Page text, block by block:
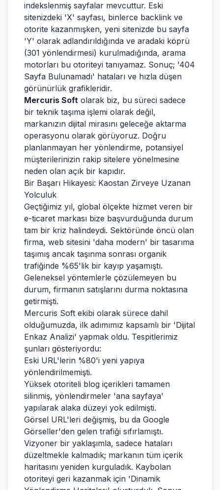
indekslenmiş sayfalar mevcuttur. Eski
sitenizdeki 'X' sayfası, binlerce backlink ve
otorite kazanmışken, yeni sitenizde bu sayfa
'Y' olarak adlandırıldığında ve aradaki köprü
(301 yönlendirmesi) kurulmadığında, arama
motorları bu otoriteyi tanıyamaz. Sonuç; '404
Sayfa Bulunamadı' hataları ve hızla düşen
görünürlük grafikleridir.
Mercuris Soft olarak biz, bu süreci sadece
bir teknik taşıma işlemi olarak değil,
markanızın dijital mirasını geleceğe aktarma
operasyonu olarak görüyoruz. Doğru
planlanmayan her yönlendirme, potansiyel
müşterilerinizin rakip sitelere yönelmesine
neden olan açık bir kapıdır.
Bir Başarı Hikayesi: Kaostan Zirveye Uzanan
Yolculuk
Geçtiğimiz yıl, global ölçekte hizmet veren bir
e-ticaret markası bize başvurduğunda durum
tam bir kriz halindeydi. Sektöründe öncü olan
firma, web sitesini 'daha modern' bir tasarıma
taşımış ancak taşınma sonrası organik
trafiğinde %65'lik bir kayıp yaşamıştı.
Geleneksel yöntemlerle çözülemeyen bu
durum, firmanın satışlarını durma noktasına
getirmişti.
Mercuris Soft ekibi olarak sürece dahil
olduğumuzda, ilk adımımız kapsamlı bir 'Dijital
Enkaz Analizi' yapmak oldu. Tespitlerimiz
şunları gösteriyordu:
Eski URL'lerin %80'i yeni yapıya
yönlendirilmemişti.
Yüksek otoriteli blog içerikleri tamamen
silinmiş, yönlendirmeler 'ana sayfaya'
yapılarak alaka düzeyi yok edilmişti.
Görsel URL'leri değişmiş, bu da Google
Görseller'den gelen trafiği sıfırlamıştı.
Vizyoner bir yaklaşımla, sadece hataları
düzeltmekle kalmadık; markanın tüm içerik
haritasını yeniden kurguladık. Kaybolan
otoriteyi geri kazanmak için 'Dinamik